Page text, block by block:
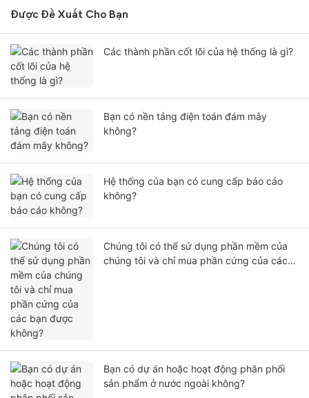
Được Đề Xuất Cho Bạn
Các thành phần cốt lõi của hệ thống là gì?
Bạn có nền tảng điện toán đám mây
không?
Hệ thống của bạn có cung cấp báo cáo
không?
Chúng tôi có thể sử dụng phần mềm của
chúng tôi và chỉ mua phần cứng của các
Bạn có dự án hoặc hoạt động phân phối
sản phẩm ở nước ngoài không?